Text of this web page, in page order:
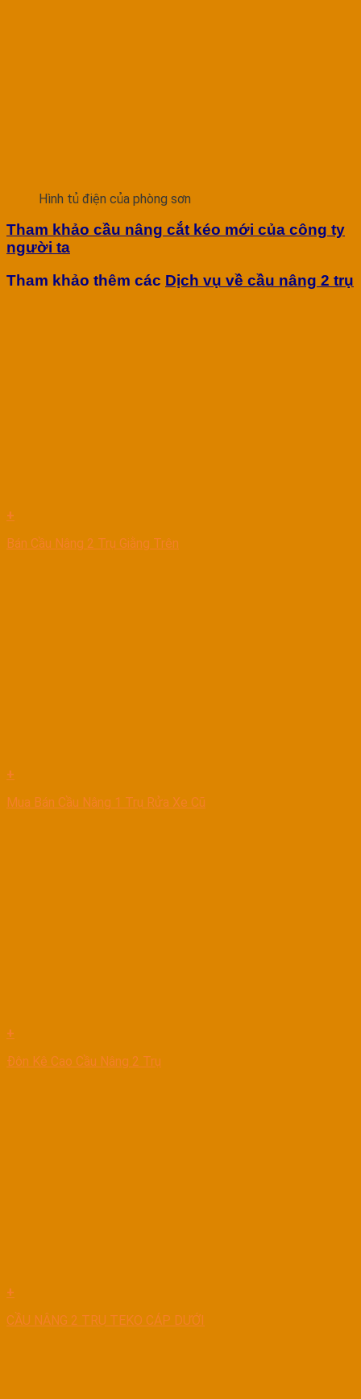
Hình tủ điện của phòng sơn
Tham khảo cầu nâng cắt kéo mới của công ty
người ta
Tham khảo thêm các Dịch vụ về cầu nâng 2 trụ
+
Bán Cầu Nâng 2 Trụ Giằng Trên
+
Mua Bán Cầu Nâng 1 Trụ Rửa Xe Cũ
+
Đôn Kê Cao Cầu Nâng 2 Trụ
+
CẦU NÂNG 2 TRỤ TEKO CÁP DƯỚI